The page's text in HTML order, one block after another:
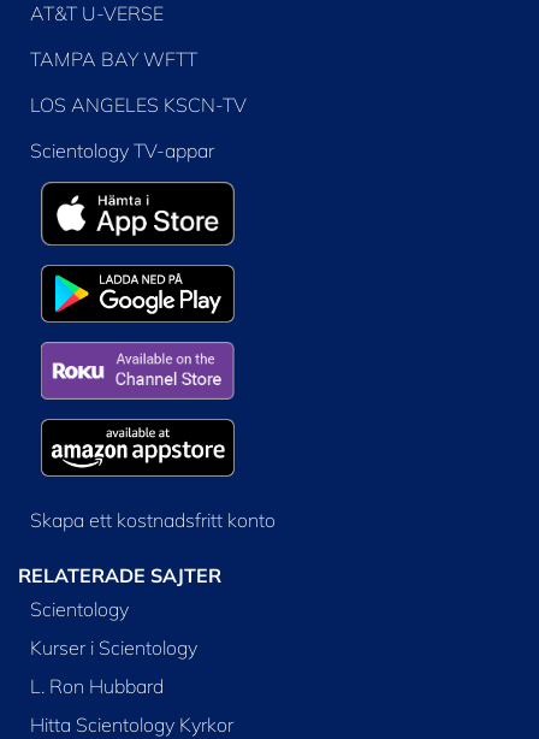
AT&T U-VERSE
TAMPA BAY WFTT
LOS ANGELES KSCN-TV
Scientology TV-appar
Skapa ett kostnadsfritt konto
RELATERADE SAJTER
Scientology
Kurser i Scientology
L. Ron Hubbard
Hitta Scientology Kyrkor